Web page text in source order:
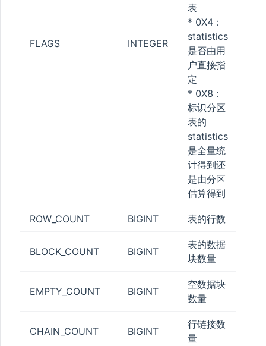
FLAGS INTEGER
表
* 0X4：
statistics
是否由用
户直接指
定
* 0X8：
标识分区
表的
statistics
是全量统
计得到还
是由分区
估算得到
ROW_COUNT BIGINT 表的行数
BLOCK_COUNT BIGINT
表的数据
块数量
EMPTY_COUNT BIGINT
空数据块
数量
CHAIN_COUNT BIGINT
行链接数
量